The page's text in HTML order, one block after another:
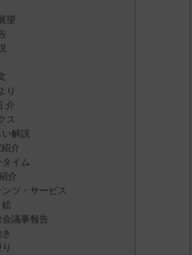
望
り
介
ス
い解説
介
タイム
介
ンツ・サービス
会議事報告